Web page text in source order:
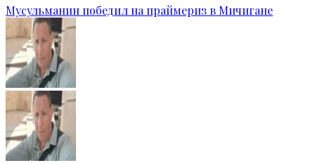
Мусульманин победил на праймериз в Мичигане